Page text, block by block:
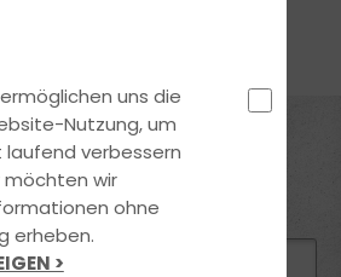
uns die
Nutzung, um
verbessern
möchten wir
ohne
erheben.
>